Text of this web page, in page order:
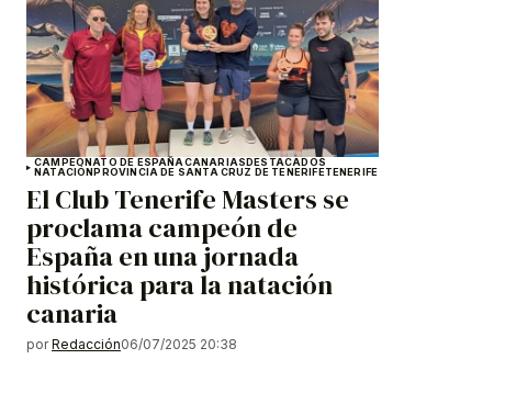
CAMPEONATO DE ESPAÑACANARIASDESTACADOS
NATACIÓNPROVINCIA DE SANTA CRUZ DE TENERIFETENERIFE
El Club Tenerife Masters se
proclama campeón de
España en una jornada
histórica para la natación
canaria
por Redacción06/07/2025 20:38